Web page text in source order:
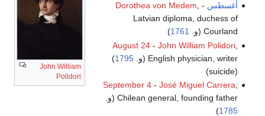
John William
Polidori
أغسطس -
Dorothea von Medem
Latvian diploma, duchess of
Courland (و.
1761
)
August 24- John William Polidori,
English physician, writer (و.
1795
)
(suicide)
September 4- José Miguel Carrera
Chilean general, founding father (و.
1785
)